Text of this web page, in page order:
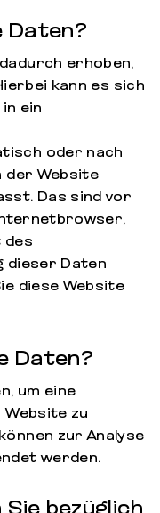
Daten?
erhoben,
kann es sich
in ein
oder nach
der Website
Das sind vor
des
dieser Daten
diese Website
Daten?
um eine
zu
zur Analyse
werden.